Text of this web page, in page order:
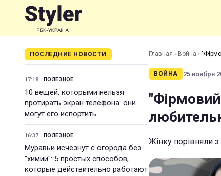
ПОСЛЕДНИЕ НОВОСТИ
17:18 ПОЛЕЗНОЕ
10 вещей, которыми нельзя
протирать экран телефона: они
могут его испортить
16:37 ПОЛЕЗНОЕ
Муравьи исчезнут с огорода без
"химии": 5 простых способов,
которые действительно работают
Главная › Война ›
ВОЙНА 25 ноября
Жінку порівняли